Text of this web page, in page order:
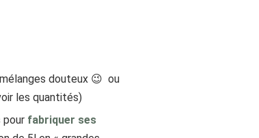
douteux 😉 ou
les quantités)
pour fabriquer ses